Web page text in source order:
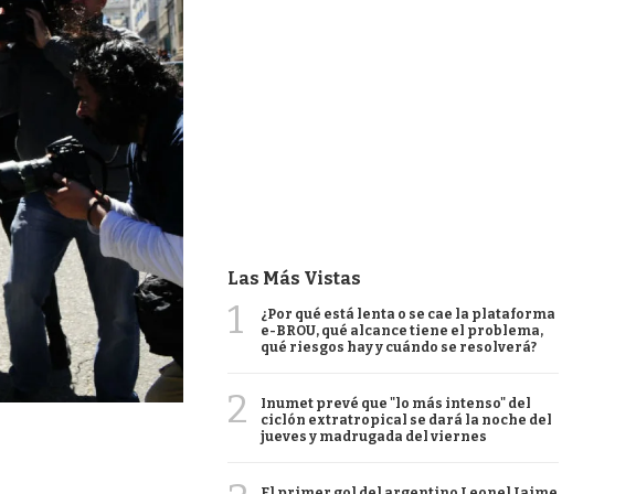
Las Más Vistas
1
¿Por qué está lenta o se cae la plataforma
e-BROU, qué alcance tiene el problema,
qué riesgos hay y cuándo se resolverá?
2
Inumet prevé que "lo más intenso" del
ciclón extratropical se dará la noche del
jueves y madrugada del viernes